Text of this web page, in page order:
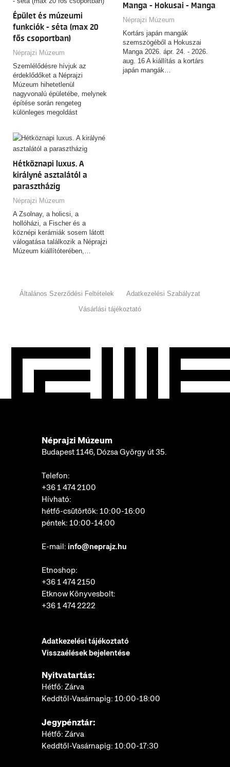
Épület és múzeumi
funkciók - séta (max 20
fős csoportban)
Néprajzi Múzeum
Szemlélődésre hívjuk az
érdeklődőket a Néprajzi
Múzeum hihetetlenül
nagyvonalú épületébe, melynek
építése során rengeteg
különleges megoldást
Manga - Hokusai - Manga
Néprajzi Múzeum
Kortárs japán mangák
szemszögéből a Hokuszai
Manga 2026. ápr. 24. - 2026.
aug. 16 A kiállítás a kortárs
japán mangák…
Hétköznapi luxus. A
királyné asztalától a
parasztházig
Néprajzi Múzeum
A Zsolnay, a holicsi, a
hollóházi, a Fischer és a
köznépi kerámiák sosem látott
válogatása találkozik a Néprajzi
Múzeum kiállítóterében,…
Általános Szerződési Feltételek
Adatkezelési Szabályzat
Vásárlási tájékoztató
Néprajzi Múzeum
Budapest 1146, Dózsa György út 35.
Telefon:
+36 1 474 2100
Hívható:
hétfő-csütörtök: 10:00-16:00
péntek: 10:00-14:00
E-mail: info@neprajz.hu
Etnoshop:
+36 1 474 2150
Etknow Könyvesbolt:
+36 1 474 2222
Adatkezelési tájékoztató
Visszaélések bejelentése
Nyitvatartás:
Hétfő: Zárva
Keddtől-Vasárnapig: 10:00-18:00
Jegypénztár:
Hétfő: Zárva
Keddtől-Vasárnapig: 10:00-17:30